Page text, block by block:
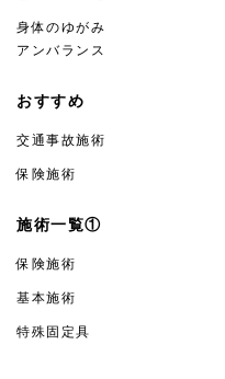
身体のゆがみ
アンバランス
おすすめ
交通事故施術
保険施術
施術一覧①
保険施術
基本施術
特殊固定具